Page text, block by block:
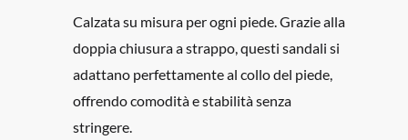
Calzata su misura per ogni piede. Grazie alla
doppia chiusura a strappo, questi sandali si
adattano perfettamente al collo del piede,
offrendo comodità e stabilità senza
stringere.